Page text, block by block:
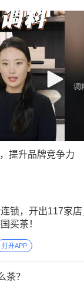
提升品牌竞争力
锁，开出117家店
买茶！
打开APP
茶？